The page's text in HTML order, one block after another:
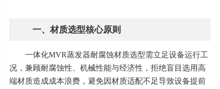
一、材质选型核心原则
一体化MVR蒸发器耐腐蚀材质选型需立足设备运行工
况，兼顾耐腐蚀性、机械性能与经济性，拒绝盲目选用高
端材质造成成本浪费，避免因材质适配不足导致设备提前